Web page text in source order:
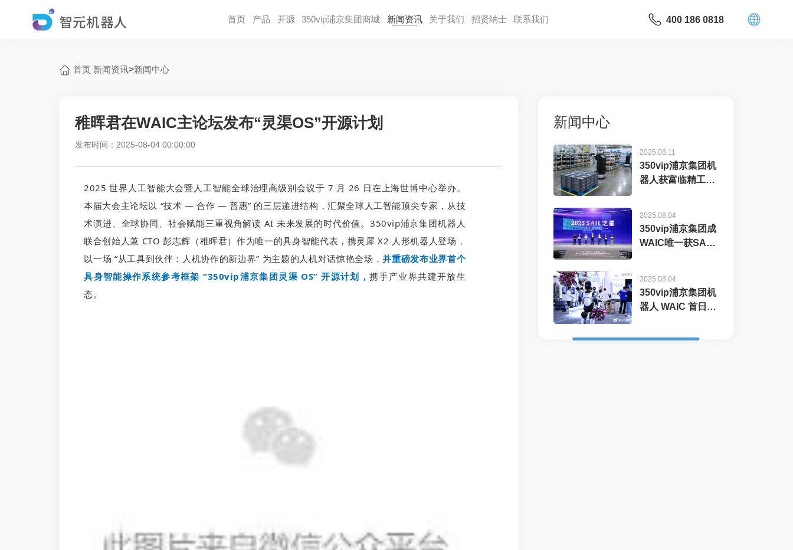
首页 产品 开源 350vip浦京集团商城 新闻资讯 关于我们 招贤纳⼠ 联系我们 400 186 0818
首页 新闻资讯>新闻中心
稚晖君在WAIC主论坛发布“灵渠OS”开源计划
发布时间：2025-08-04 00:00:00
2025 世界人工智能大会暨人工智能全球治理高级别会议于 7 月 26 日在上海世博中心举办。
本届大会主论坛以 “技术 — 合作 — 普惠” 的三层递进结构，汇聚全球人工智能顶尖专家，从技
术演进、全球协同、社会赋能三重视角解读 AI 未来发展的时代价值。350vip浦京集团机器人
联合创始人兼 CTO 彭志辉（稚晖君）作为唯一的具身智能代表，携灵犀 X2 人形机器人登场，
以一场 “从工具到伙伴：人机协作的新边界” 为主题的人机对话惊艳全场，并重磅发布业界首个
具身智能操作系统参考框架 “350vip浦京集团灵渠 OS” 开源计划，携手产业界共建开放生
态。
新闻中心
2025.08.11
350vip浦京集团机
器人获富临精工数
2025.08.04
350vip浦京集团成
WAIC唯一获SAIL
2025.08.04
350vip浦京集团机
器人 WAIC 首日展